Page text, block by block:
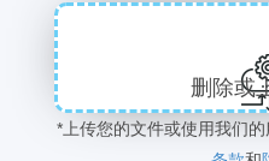
删除或
*上传您的文件或使用我们